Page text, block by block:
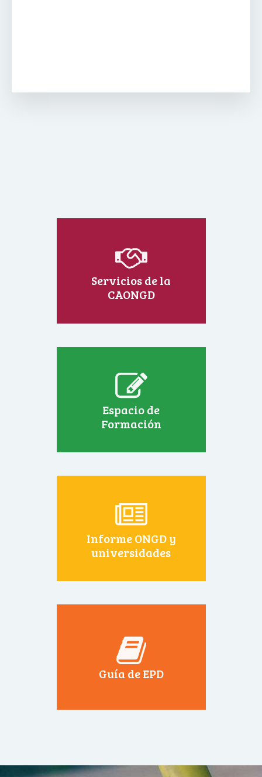
Servicios de la
CAONGD
Espacio de
Formación
Informe ONGD y
universidades
Guía de EPD